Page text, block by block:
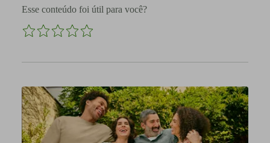
Esse conteúdo foi útil para você?